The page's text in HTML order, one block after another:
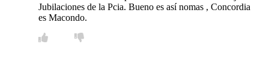
Jubilaciones de la Pcia. Bueno es así nomas , Concordia
es Macondo.